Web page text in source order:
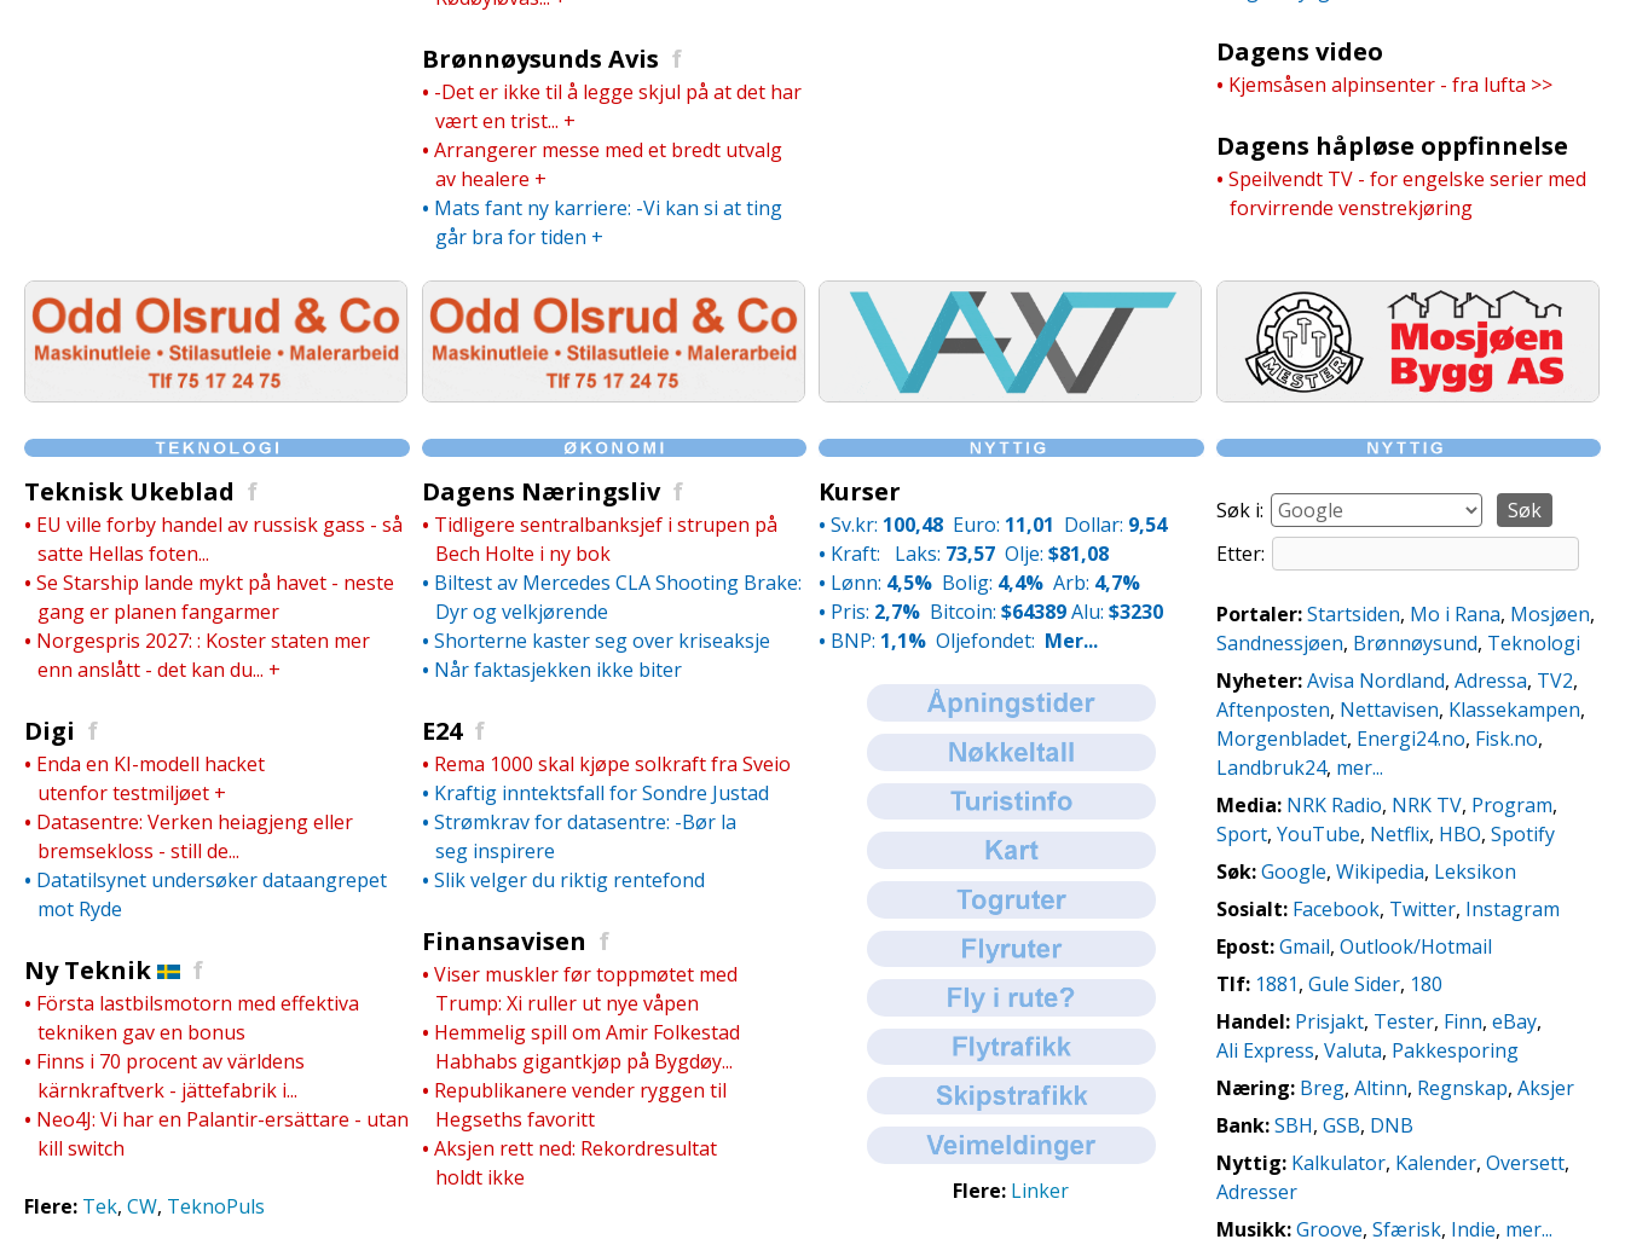
Brønnøysunds Avis f
• -Det er ikke til å legge skjul på at det har
vært en trist... +
• Arrangerer messe med et bredt utvalg
av healere +
• Mats fant ny karriere: -Vi kan si at ting
går bra for tiden +
Dagens video
• Kjemsåsen alpinsenter - fra lufta >>
Dagens håpløse oppfinnelse
• Speilvendt TV - for engelske serier med
forvirrende venstrekjøring
Teknisk Ukeblad f
• EU ville forby handel av russisk gass - så
satte Hellas foten...
• Se Starship lande mykt på havet - neste
gang er planen fangarmer
• Norgespris 2027: : Koster staten mer
enn anslått - det kan du... +
Digi f
• Enda en KI-modell hacket
utenfor testmiljøet +
• Datasentre: Verken heiagjeng eller
bremsekloss - still de...
• Datatilsynet undersøker dataangrepet
mot Ryde
Ny Teknik f
• Första lastbilsmotorn med effektiva
tekniken gav en bonus
• Finns i 70 procent av världens
kärnkraftverk - jättefabrik i...
• Neo4J: Vi har en Palantir-ersättare - utan
kill switch
Flere: Tek, CW, TeknoPuls
Dagens Næringsliv f
• Tidligere sentralbanksjef i strupen på
Bech Holte i ny bok
• Biltest av Mercedes CLA Shooting Brake:
Dyr og velkjørende
• Shorterne kaster seg over kriseaksje
• Når faktasjekken ikke biter
E24 f
• Rema 1000 skal kjøpe solkraft fra Sveio
• Kraftig inntektsfall for Sondre Justad
• Strømkrav for datasentre: -Bør la
seg inspirere
• Slik velger du riktig rentefond
Finansavisen f
• Viser muskler før toppmøtet med
Trump: Xi ruller ut nye våpen
• Hemmelig spill om Amir Folkestad
Habhabs gigantkjøp på Bygdøy...
• Republikanere vender ryggen til
Hegseths favoritt
• Aksjen rett ned: Rekordresultat
holdt ikke
Kurser
• Sv.kr: 100,48 Euro: 11,01 Dollar: 9,54
• Kraft: Laks: 73,57 Olje: $81,08
• Lønn: 4,5% Bolig: 4,4% Arb: 4,7%
• Pris: 2,7% Bitcoin: $64389Alu: $3230
• BNP: 1,1% Oljefondet: Mer...
Flere: Linker
Søk i:
Etter:
Portaler: Startsiden, Mo i Rana, Mosjøen,
Sandnessjøen, Brønnøysund, Teknologi
Nyheter: Avisa Nordland, Adressa, TV2,
Aftenposten, Nettavisen, Klassekampen,
Morgenbladet, Energi24.no, Fisk.no,
Landbruk24, mer...
Media: NRK Radio, NRK TV, Program,
Sport, YouTube, Netflix, HBO, Spotify
Søk: Google, Wikipedia, Leksikon
Sosialt: Facebook, Twitter, Instagram
Epost: Gmail, Outlook/Hotmail
Tlf: 1881, Gule Sider, 180
Handel: Prisjakt, Tester, Finn, eBay,
Ali Express, Valuta, Pakkesporing
Næring: Breg, Altinn, Regnskap, Aksjer
Bank: SBH, GSB, DNB
Nyttig: Kalkulator, Kalender, Oversett,
Adresser
Musikk: Groove, Sfærisk, Indie, mer...